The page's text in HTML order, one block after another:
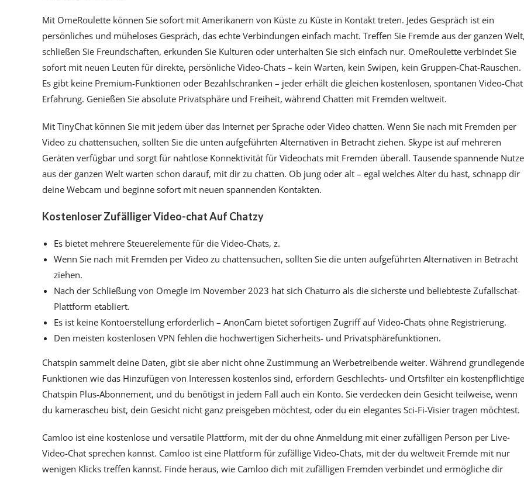
Mit OmeRoulette können Sie sofort mit Amerikanern von Küste zu Küste in Kontakt treten. Jedes Gespräch ist ein
persönliches und müheloses Gespräch, das echte Verbindungen einfach macht. Treffen Sie Fremde aus der ganzen Welt,
schließen Sie Freundschaften, erkunden Sie Kulturen oder unterhalten Sie sich einfach nur. OmeRoulette verbindet Sie
sofort mit neuen Leuten für direkte, persönliche Video-Chats – kein Warten, kein Swipen, kein Gruppen-Chat-Rauschen.
Es gibt keine Premium-Funktionen oder Bezahlschranken – jeder erhält die gleichen kostenlosen, spontanen Video-Chat
Erfahrung. Genießen Sie absolute Privatsphäre und Freiheit, während Chatten mit Fremden weltweit.
Mit TinyChat können Sie mit jedem über das Internet per Sprache oder Video chatten. Wenn Sie nach mit Fremden per
Video zu chattensuchen, sollten Sie die unten aufgeführten Alternativen in Betracht ziehen. Skype ist auf mehreren
Geräten verfügbar und sorgt für nahtlose Konnektivität für Videochats mit Fremden überall. Tausende spannende
aus der ganzen Welt warten schon darauf, mit dir zu chatten. Ob jung oder alt – egal welches Alter du hast, schnapp dir
deine Webcam und beginne sofort mit neuen spannenden Kontakten.
Kostenloser Zufälliger Video-chat Auf Chatzy
Es bietet mehrere Steuerelemente für die Video-Chats, z.
Wenn Sie nach mit Fremden per Video zu chattensuchen, sollten Sie die unten aufgeführten Alternativen in Betracht
ziehen.
Nach der Schließung von Omegle im November 2023 hat sich Chaturro als die sicherste und beliebteste Zufallschat-
Plattform etabliert.
Es ist keine Kontoerstellung erforderlich – AnonCam bietet sofortigen Zugriff auf Video-Chats ohne Registrierung.
Den meisten kostenlosen VPN fehlen die hochwertigen Sicherheits- und Privatsphärefunktionen.
Chatspin sammelt deine Daten, gibt sie aber nicht ohne Zustimmung an Werbetreibende weiter. Während grundlegende
Funktionen wie das Hinzufügen von Interessen kostenlos sind, erfordern Geschlechts- und Ortsfilter ein
Chatspin Plus-Abonnement, und du benötigst in jedem Fall auch ein Konto. Sie verdecken dein Gesicht teilweise, wenn
du kamerascheu bist, dein Gesicht nicht ganz preisgeben möchtest, oder du ein elegantes Sci-Fi-Visier tragen möchtest.
Camloo ist eine kostenlose und versatile Plattform, mit der du ohne Anmeldung mit einer zufälligen Person per Live-
Video-Chat sprechen kannst. Camloo ist eine Plattform für zufällige Video-Chats, mit der du weltweit Fremde mit nur
wenigen Klicks treffen kannst. Finde heraus, wie Camloo dich mit zufälligen Fremden verbindet und ermögliche dir